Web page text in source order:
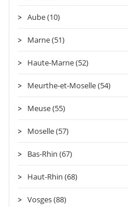
Aube (10)
Marne (51)
Haute-Marne (52)
Meurthe-et-Moselle (54)
Meuse (55)
Moselle (57)
Bas-Rhin (67)
Haut-Rhin (68)
Vosges (88)